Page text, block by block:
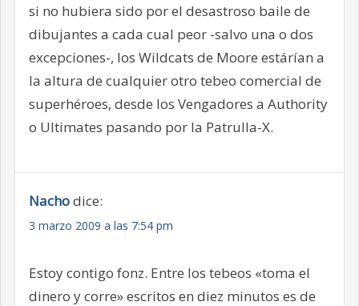
si no hubiera sido por el desastroso baile de
dibujantes a cada cual peor -salvo una o dos
excepciones-, los Wildcats de Moore estárían a
la altura de cualquier otro tebeo comercial de
superhéroes, desde los Vengadores a Authority
o Ultimates pasando por la Patrulla-X.
Nachodice:
3 marzo 2009 a las 7:54 pm
Estoy contigo fonz. Entre los tebeos «toma el
dinero y corre» escritos en diez minutos es de